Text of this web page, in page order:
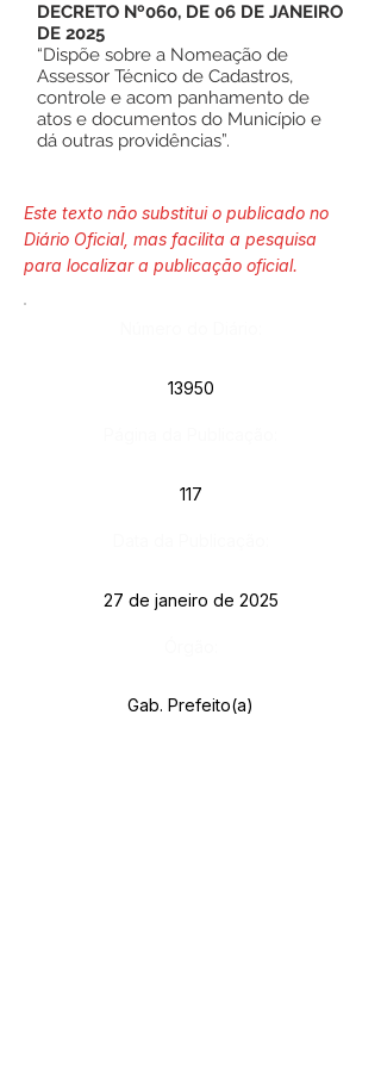
DECRETO Nº060, DE 06 DE JANEIRO
DE 2025
“Dispõe sobre a Nomeação de
Assessor Técnico de Cadastros,
controle e acom panhamento de
atos e documentos do Município e
dá outras providências”.
Este texto não substitui o publicado no
Diário Oficial, mas facilita a pesquisa
para localizar a publicação oficial.
13950
117
27 de janeiro de 2025
Gab. Prefeito(a)